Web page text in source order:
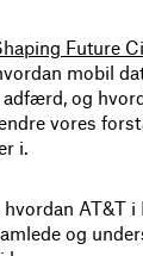
Future
mobil
og
vores
i.
AT&T i
og